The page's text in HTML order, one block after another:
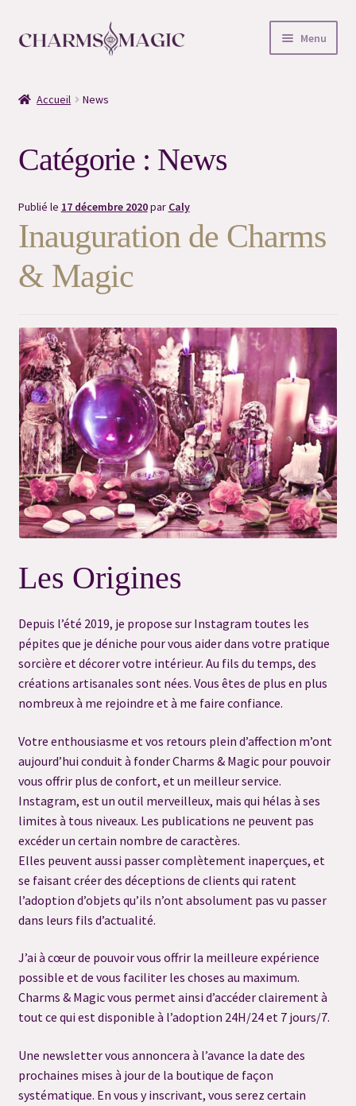
à
au
Menu
#7254 (pas de titre)
#7008 (pas de titre)
#6522 (pas de titre)
#6525 (pas de titre)
#6527 (pas de titre)
#6530 (pas de titre)
#6532 (pas de titre)
#7119 (pas de titre)
Blog
Charms Magic Oracle
Commande Spéciale
Conditions Générales de vente & Mentions Légales
Consultation Capacités
Consultation flash message
Consultation flash question
Consultation préalable de Dégagement
Consultation sortilège personnalisé
Contact
Déontologie
FAQ
FAQ Grimoire
Merci
Accueil News
Catégorie : News
Publié le 17 décembre 2020par Caly
Inauguration de Charms
& Magic
Les Origines
Depuis l’été 2019, je propose sur Instagram toutes les
pépites que je déniche pour vous aider dans votre pratique
sorcière et décorer votre intérieur. Au fils du temps, des
créations artisanales sont nées. Vous êtes de plus en plus
nombreux à me rejoindre et à me faire confiance.
Votre enthousiasme et vos retours plein d’affection m’ont
aujourd’hui conduit à fonder Charms & Magic pour pouvoir
vous offrir plus de confort, et un meilleur service.
Instagram, est un outil merveilleux, mais qui hélas à ses
limites à tous niveaux. Les publications ne peuvent pas
excéder un certain nombre de caractères.
Elles peuvent aussi passer complètement inaperçues, et
se faisant créer des déceptions de clients qui ratent
l’adoption d’objets qu’ils n’ont absolument pas vu passer
dans leurs fils d’actualité.
J’ai à cœur de pouvoir vous offrir la meilleure expérience
possible et de vous faciliter les choses au maximum.
Charms & Magic vous permet ainsi d’accéder clairement à
tout ce qui est disponible à l’adoption 24H/24 et 7 jours/7.
Une newsletter vous annoncera à l’avance la date des
prochaines mises à jour de la boutique de façon
systématique. En vous y inscrivant, vous serez certain